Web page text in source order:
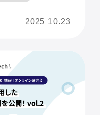
2025 10.23